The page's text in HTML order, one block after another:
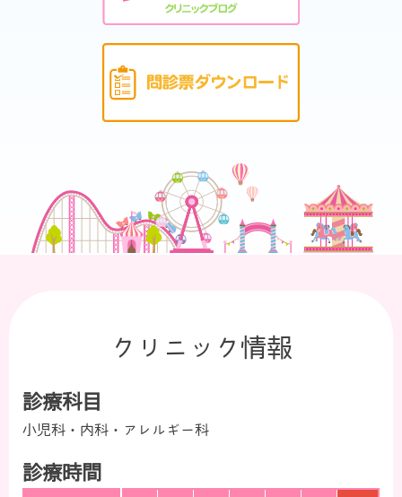
クリニック情報
診療科目
小児科・内科・アレルギー科
診療時間